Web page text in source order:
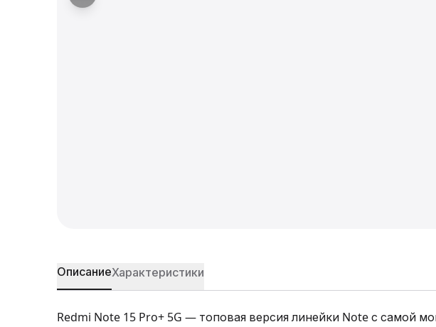
ОписаниеХарактеристики
Redmi Note 15 Pro+ 5G — топовая версия линейки Note с самой